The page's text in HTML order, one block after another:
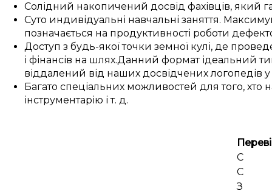
Солідний накопичений досвід фахівців, який
Суто индивідуальні навчальні заняття.
позначається на продуктивності роботи
Доступ з будь-якої точки земної кулі, де
і фінансів на шлях.Данний формат ідеальний
віддалений від наших досвідченихлогопедів у
Багато спеціальних можливостей длятого, хто
інструментарію і т. д.
С
С
З